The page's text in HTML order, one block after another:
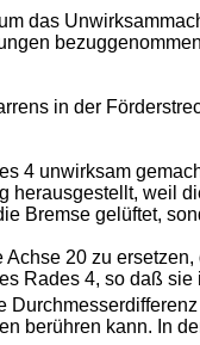
das
in der
4 unwirksam
weil
Bremse gelüftet,
20 zu
Rades 4, so daß
berühren kann. In